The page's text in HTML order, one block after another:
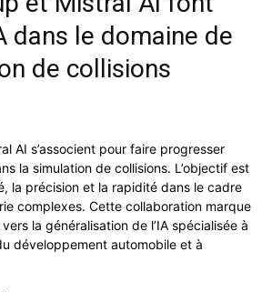
dans le domaine de
de collisions
AI s’associent pour faire progresser
la simulation de collisions. L’objectif est
la précision et la rapidité dans le cadre
complexes. Cette collaboration marque
la généralisation de l’IA spécialisée à
développement automobile et à